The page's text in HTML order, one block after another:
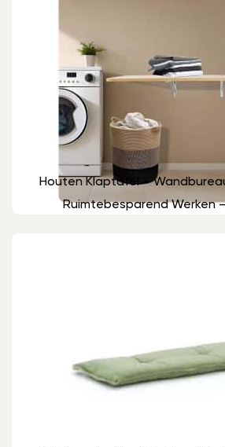
Houten Klaptafel –
Ruimtebesparend Werken